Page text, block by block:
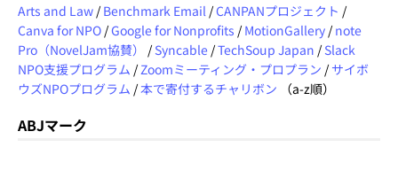
Arts and Law / Benchmark Email /CANPANプロジェクト /
Canva for NPO /Google for Nonprofits / MotionGallery / note
Pro（NovelJam協賛）
/ Syncable /TechSoup Japan / Slack
NPO支援プログラム / Zoomミーティング・プロプラン / サイボ
ウズNPOプログラム /本で寄付するチャリボン （a-z順）
ABJマーク